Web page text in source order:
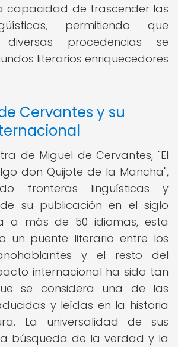
capacidad de trascender las
permitiendo que
procedencias se
literarios enriquecedores
Cervantes y su
de Miguel de Cervantes, "El
don Quijote de la Mancha",
fronteras lingüísticas y
su publicación en el siglo
a más de 50 idiomas, esta
un puente literario entre los
y el resto del
internacional ha sido tan
se considera una de las
y leídas en la historia
La universalidad de sus
búsqueda de la verdad y la